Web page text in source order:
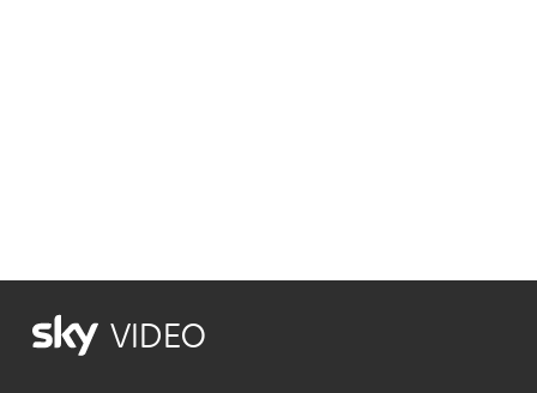
VIDEO